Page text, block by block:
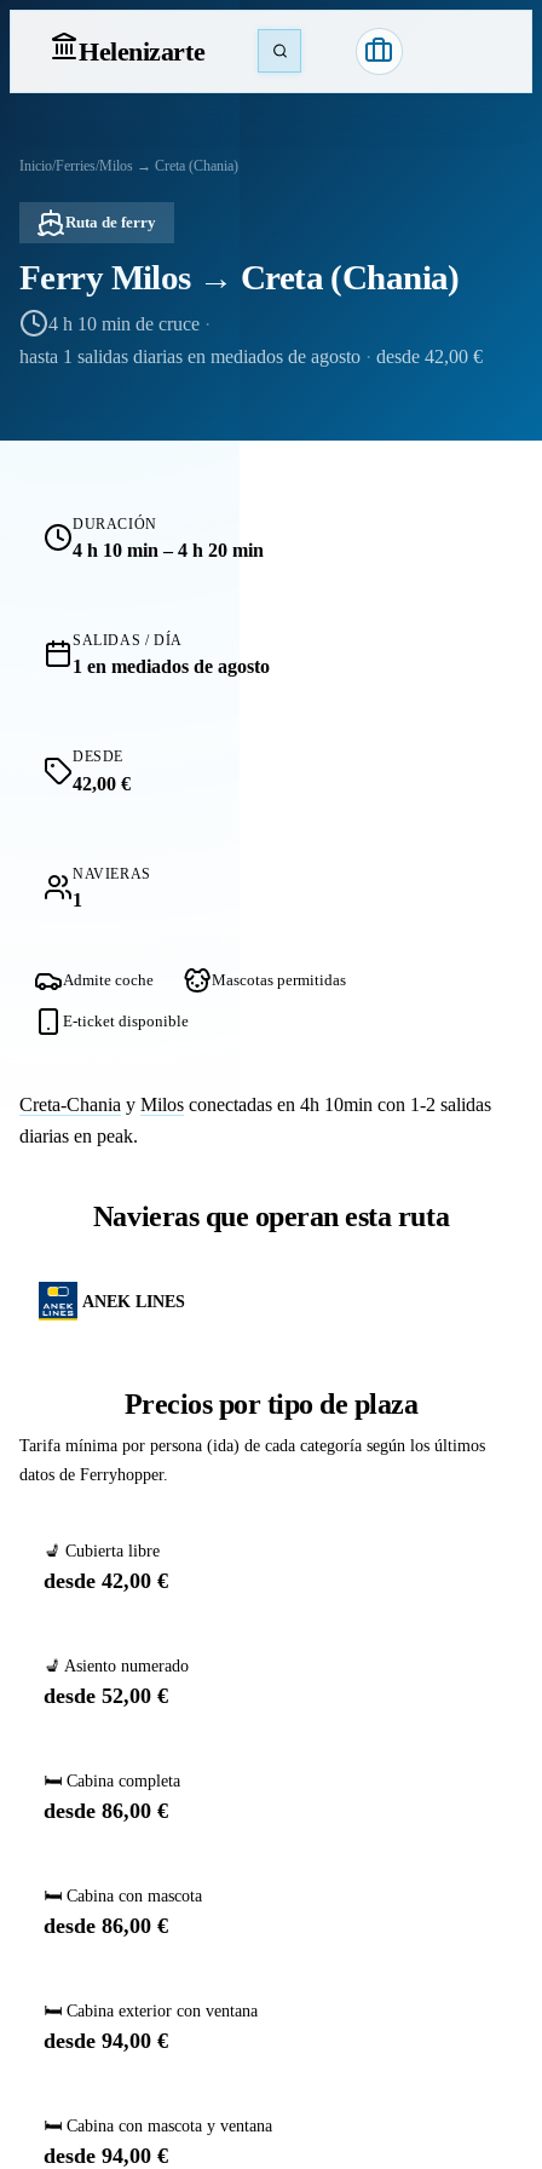
Helenizarte
Inicio/Ferries/Milos → Creta (Chania)
Ruta de ferry
Ferry Milos → Creta (Chania)
4 h 10 min de cruce ·
hasta 1 salidas diarias en mediados de agosto · desde 42,00 €
DURACIÓN
4 h 10 min – 4 h 20 min
SALIDAS / DÍA
1 en mediados de agosto
DESDE
42,00 €
NAVIERAS
1
Admite coche Mascotas permitidas
E-ticket disponible
Creta-Chania y Milos conectadas en 4h 10min con 1-2 salidas
diarias en peak.
Navieras que operan esta ruta
ANEK LINES
Precios por tipo de plaza
Tarifa mínima por persona (ida) de cada categoría según los últimos
datos de Ferryhopper.
💺 Cubierta libre
desde 42,00 €
💺 Asiento numerado
desde 52,00 €
🛏️ Cabina completa
desde 86,00 €
🛏️ Cabina con mascota
desde 86,00 €
🛏️ Cabina exterior con ventana
desde 94,00 €
🛏️ Cabina con mascota y ventana
desde 94,00 €